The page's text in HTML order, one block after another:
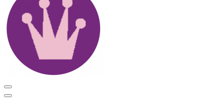
Menu
de
Menu